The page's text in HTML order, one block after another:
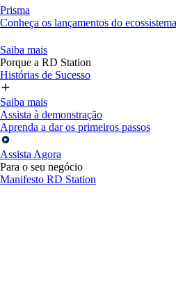
Prisma
Conheça os lançamentos do
Saiba mais
Porque a RD Station
Histórias de Sucesso
Saiba mais
Assista à demonstração
Aprenda a dar os primeiros passos
Assista Agora
Para o seu negócio
Manifesto RD Station